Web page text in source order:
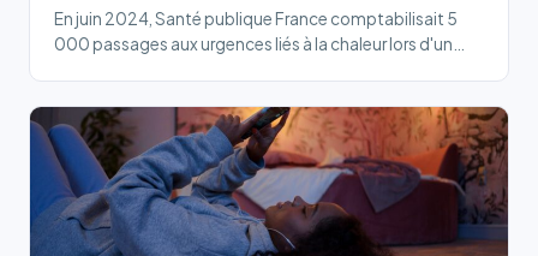
En juin 2024, Santé publique France comptabilisait 5
000 passages aux urgences liés à la chaleur lors d'un…